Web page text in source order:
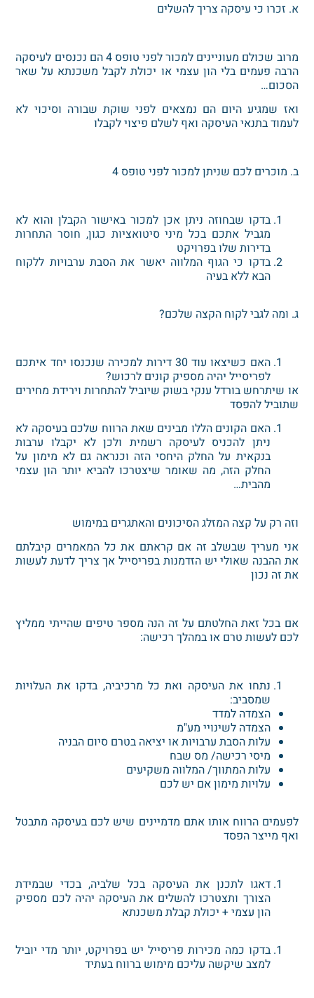
א. זכרו כי עיסקה צריך להשלים
מרוב שכולם מעוניינים למכור לפני טופס 4 הם נכנסים לעיסקה
הרבה פעמים בלי הון עצמי או יכולת לקבל משכנתא על שאר
הסכום…
ואז שמגיע היום הם נמצאים לפני שוקת שבורה וסיכוי לא
לעמוד בתנאי העיסקה ואף לשלם פיצוי לקבלו
ב. מוכרים לכם שניתן למכור לפני טופס 4
בדקו שבחוזה ניתן אכן למכור באישור הקבלן והוא לא
מגביל אתכם בכל מיני סיטואציות כגון, חוסר התחרות
בדירות שלו בפרויקט
בדקו כי הגוף המלווה יאשר את הסבת ערבויות ללקוח
הבא ללא בעיה
ג. ומה לגבי לקוח הקצה שלכם?
האם כשיצאו עוד 30 דירות למכירה שנכנסו יחד איתכם
לפריסייל יהיה מספיק קונים לרכוש?
או שיתרחש בורדל ענקי בשוק שיוביל להתחרות וירידת מחירים
שתוביל להפסד
האם הקונים הללו מבינים שאת הרווח שלכם בעיסקה לא
ניתן להכניס לעיסקה רשמית ולכן לא יקבלו ערבות
בנקאית על החלק היחסי הזה וכנראה גם לא מימון על
החלק הזה, מה שאומר שיצטרכו להביא יותר הון עצמי
מהבית…
וזה רק על קצה המזלג הסיכונים והאתגרים במימוש
אני מעריך שבשלב זה אם קראתם את כל המאמרים קיבלתם
את ההבנה שאולי יש הזדמנות בפריסייל אך צריך לדעת לעשות
את זה נכון
אם בכל זאת החלטתם על זה הנה מספר טיפים שהייתי ממליץ
לכם לעשות טרם או במהלך רכישה:
נתחו את העיסקה ואת כל מרכיביה, בדקו את העלויות
שמסביב:
הצמדה למדד
הצמדה לשינויי מע"מ
עלות הסבת ערבויות או יציאה בטרם סיום הבניה
מיסי רכישה/ מס שבח
עלות המתווך/ המלווה משקיעים
עלויות מימון אם יש לכם
לפעמים הרווח אותו אתם מדמיינים שיש לכם בעיסקה מתבטל
ואף מייצר הפסד
דאגו לתכנן את העיסקה בכל שלביה, בכדי שבמידת
הצורך ותצטרכו להשלים את העיסקה יהיה לכם מספיק
הון עצמי + יכולת קבלת משכנתא
בדקו כמה מכירות פריסייל יש בפרויקט, יותר מדי יוביל
למצב שיקשה עליכם מימוש ברווח בעתיד